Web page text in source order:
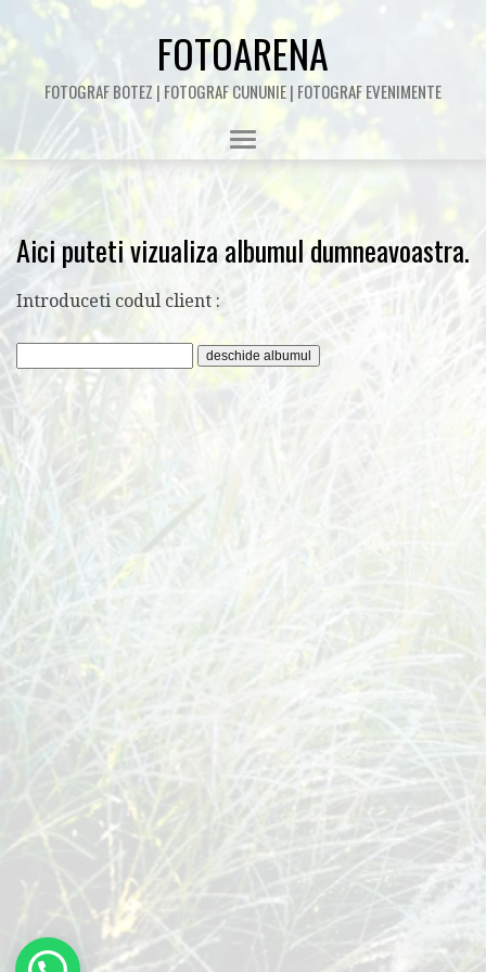
FOTOARENA
FOTOGRAF BOTEZ | FOTOGRAF CUNUNIE | FOTOGRAF EVENIMENTE
Aici puteti vizualiza albumul dumneavoastra.
Introduceti codul client :